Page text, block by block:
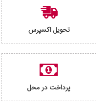
تحویل اکسپرس
پرداخت در محل